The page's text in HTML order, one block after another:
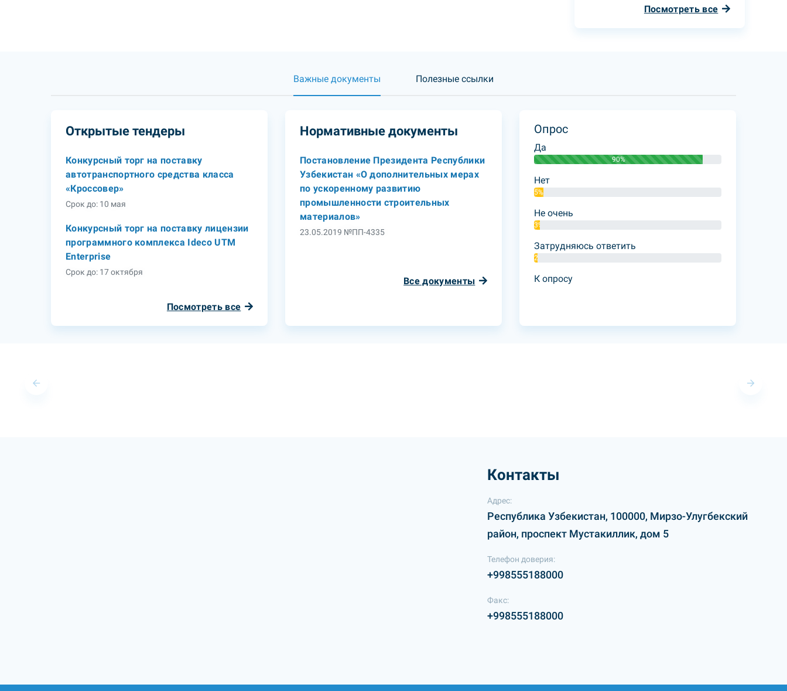
Посмотреть все
Важные документы Полезные ссылки
Открытые тендеры
Конкурсный торг на поставку
автотранспортного средства класса
«Кроссовер»
Срок до: 10 мая
Конкурсный торг на поставку лицензии
программного комплекса Ideco UTM
Enterprise
Срок до: 17 октября
Посмотреть все
Нормативные документы
Постановление Президента Республики
Узбекистан «О дополнительных мерах
по ускоренному развитию
промышленности строительных
материалов»
23.05.2019 №ПП-4335
Все документы
Опрос
Да
90%
Нет
5%
Не очень
3%
Затрудняюсь ответить
2%
К опросу
Контакты
Адрес:
Республика Узбекистан, 100000, Мирзо-Улугбекский
район, проспект Мустакиллик, дом 5
Телефон доверия:
+998555188000
Факс:
+998555188000